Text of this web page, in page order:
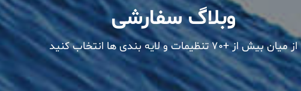
وبلاگ سفارشی
از میان بیش از +70 تنظیمات و لایه بندی ها انتخاب کنید